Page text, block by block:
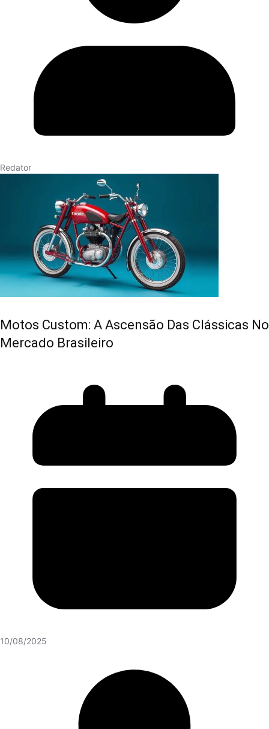
Redator
Motos Custom: A Ascensão Das Clássicas No
Mercado Brasileiro
10/08/2025